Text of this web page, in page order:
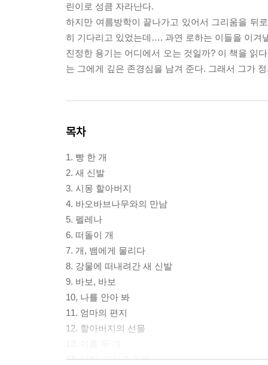
린이로 성큼 자라난다.
하지만 여름방학이 끝나가고 있어서 그리움을 뒤
히 기다리고 있었는데…. 과연 로하는 이들을 이겨
진정한 용기는 어디에서 오는 것일까? 이 책을 읽
는 그에게 깊은 존경심을 남겨 준다. 그래서 그가
목차
1. 빵 한 개
2. 새 신발
3. 시몽 할아버지
4. 바오바브나무와의 만남
5. 펠레나
6. 떠돌이 개
7. 개, 뱀에게 물리다
8. 강물에 떠내려간 새 신발
9. 바보, 바보
10, 나를 안아 봐
11. 엄마의 편지
12. 할아버지의 선물
14. 다짐, 그리고 이별